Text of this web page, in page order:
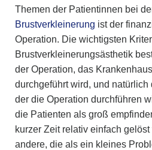
Themen der Patientinnen bei
Brustverkleinerung ist der
Operation. Die wichtigsten
Brustverkleinerungsästhetik
der Operation, das
durchgeführt wird, und
der die Operation durchführen
die Patienten als groß
kurzer Zeit relativ einfach
andere, die als ein kleines